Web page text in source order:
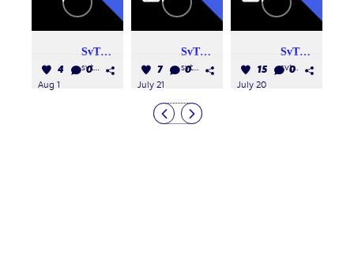
SvTF Syd
svtf_syd
Aug 1
4 0
SvTF Syd
svtf_syd
July 21
7 0
SvTF Syd
svtf_syd
July 20
15 0